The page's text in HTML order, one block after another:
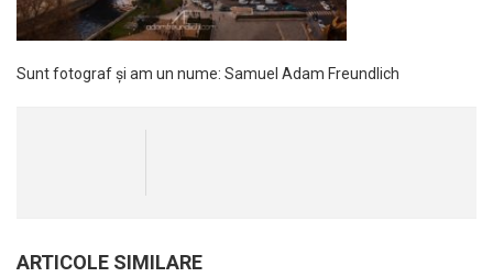
Sunt fotograf și am un nume: Samuel Adam Freundlich
ARTICOLE SIMILARE